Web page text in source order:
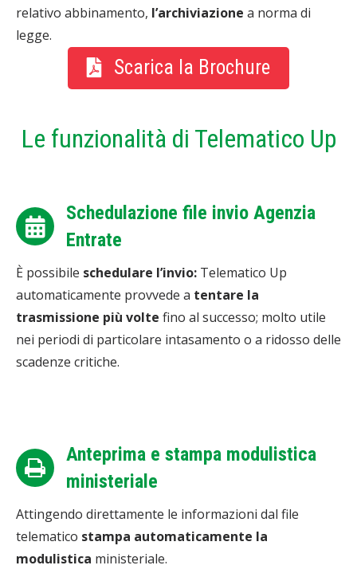
relativo abbinamento, l’archiviazione a norma di
legge.
Scarica la Brochure
Le funzionalità di Telematico Up
Schedulazione file invio Agenzia
Entrate
È possibile schedulare l’invio: Telematico Up
automaticamente provvede a tentare la
trasmissione più volte fino al successo; molto utile
nei periodi di particolare intasamento o a ridosso delle
scadenze critiche.
Anteprima e stampa modulistica
ministeriale
Attingendo direttamente le informazioni dal file
telematico stampa automaticamente la
modulistica ministeriale.